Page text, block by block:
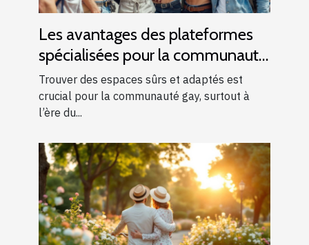
Les avantages des plateformes
spécialisées pour la communauté
gay
Trouver des espaces sûrs et adaptés est
crucial pour la communauté gay, surtout à
l’ère du...